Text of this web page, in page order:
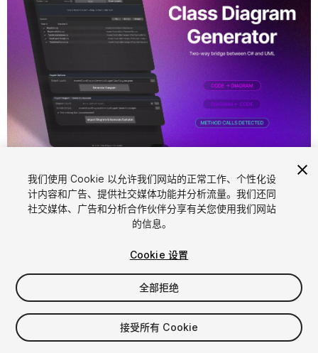
FREE
36viewsin the past week
我们使用 Cookie 以允许我们网站的正常工作、个性化设
计内容和广告、提供社交媒体功能并分析流量。我们还同
社交媒体、广告和分析合作伙伴分享有关您使用我们网站
的信息。
Cookie 设置
全部拒绝
接受所有 Cookie